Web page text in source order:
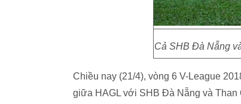
Cả SHB Đà Nẵng
Chiều nay (21/4), vòng 6 V-League
giữa HAGL với SHB Đà Nẵng và